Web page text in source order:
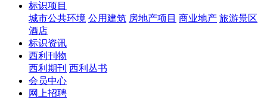
标识项目
城市公共环境 公用建筑 房地产项目 商业地产 旅游景区
酒店
标识资讯
西利刊物
西利期刊 西利丛书
会员中心
网上招聘